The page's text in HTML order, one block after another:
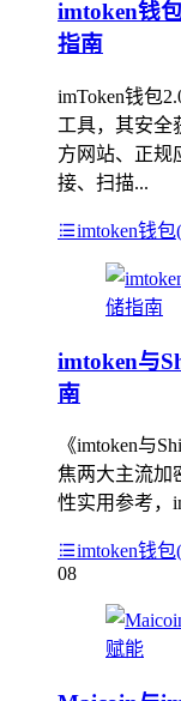
imtoken钱
指南
imToken钱包
工具，其安全
方网站、正规
接、扫描...
imtoken钱
imtoken与
南
《imtoken与
焦两大主流加
性实用参考，
imtoken钱
08